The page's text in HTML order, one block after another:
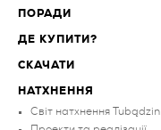
ПОРАДИ
ДЕ КУПИТИ?
СКАЧАТИ
НАТХНЕННЯ
Світ натхнення Tubądzin